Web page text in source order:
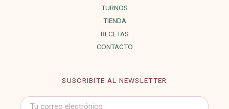
TURNOS
TIENDA
RECETAS
CONTACTO
SUSCRIBITE AL NEWSLETTER
Correo